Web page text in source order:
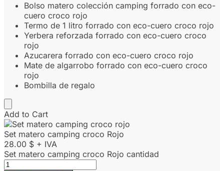
Bolso matero colección camping forrado con eco-
cuero croco rojo
Termo de 1 litro forrado con eco-cuero croco rojo
Yerbera reforzada forrado con eco-cuero croco
rojo
Azucarera forrado con eco-cuero croco rojo
Mate de algarrobo forrado con eco-cuero croco
rojo
Bombilla de regalo
Add to Cart
Set matero camping croco Rojo
28.00 $ + IVA
Set matero camping croco Rojo cantidad